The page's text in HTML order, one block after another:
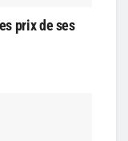
prix de ses